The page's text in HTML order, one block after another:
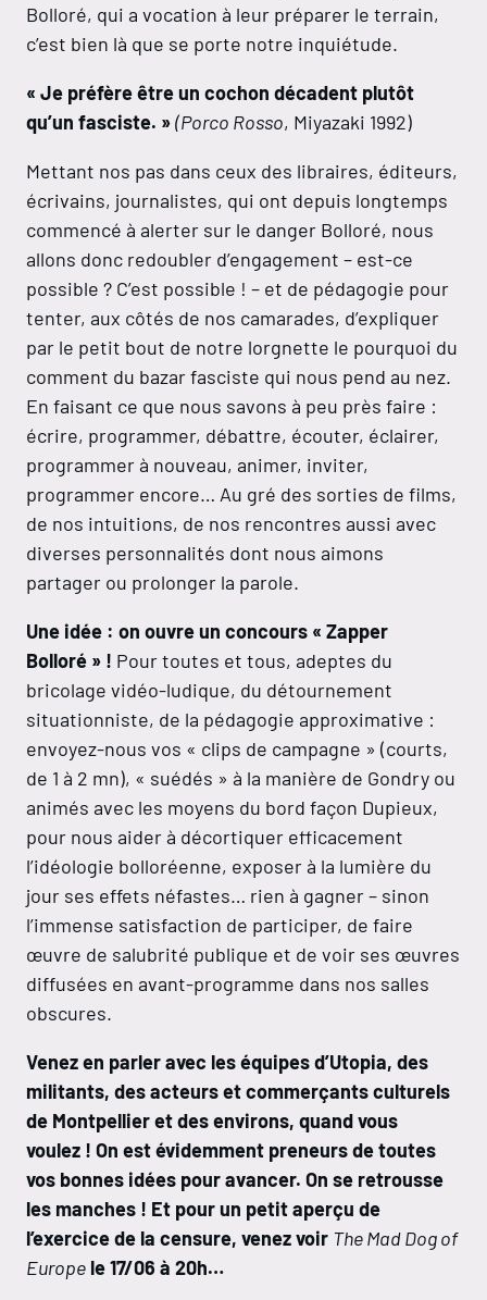
Bolloré, qui a vocation à leur préparer le terrain,
c’est bien là que se porte notre inquiétude.
« Je préfère être un cochon décadent plutôt
qu’un fasciste. »(Porco Rosso, Miyazaki 1992)
Mettant nos pas dans ceux des libraires, éditeurs,
écrivains, journalistes, qui ont depuis longtemps
commencé à alerter sur le danger Bolloré, nous
allons donc redoubler d’engagement – est-ce
possible ? C’est possible ! – et de pédagogie pour
tenter, aux côtés de nos camarades, d’expliquer
par le petit bout de notre lorgnette le pourquoi du
comment du bazar fasciste qui nous pend au nez.
En faisant ce que nous savons à peu près faire :
écrire, programmer, débattre, écouter, éclairer,
programmer à nouveau, animer, inviter,
programmer encore… Au gré des sorties de films,
de nos intuitions, de nos rencontres aussi avec
diverses personnalités dont nous aimons
partager ou prolonger la parole.
Une idée : on ouvre un concours « Zapper
Bolloré » ! Pour toutes et tous, adeptes du
bricolage vidéo-ludique, du détournement
situationniste, de la pédagogie approximative :
envoyez-nous vos « clips de campagne » (courts,
de 1 à 2 mn), « suédés » à la manière de Gondry ou
animés avec les moyens du bord façon Dupieux,
pour nous aider à décortiquer efficacement
l’idéologie bolloréenne, exposer à la lumière du
jour ses effets néfastes… rien à gagner – sinon
l’immense satisfaction de participer, de faire
œuvre de salubrité publique et de voir ses œuvres
diffusées en avant-programme dans nos salles
obscures.
Venez en parler avec les équipes d’Utopia, des
militants, des acteurs et commerçants culturels
de Montpellier et des environs, quand vous
voulez ! On est évidemment preneurs de toutes
vos bonnes idées pour avancer. On se retrousse
les manches ! Et pour un petit aperçu de
l’exercice de la censure, venez voir The Mad Dog of
Europe le 17/06 à 20h…